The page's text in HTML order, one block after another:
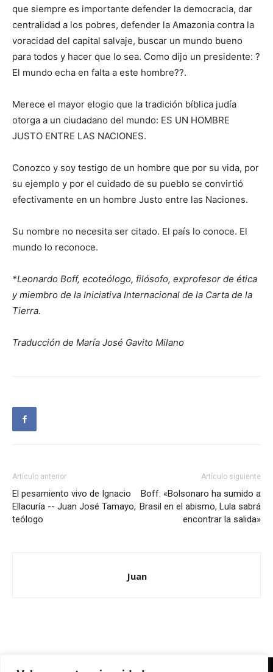
que siempre es importante defender la democracia, dar
centralidad a los pobres, defender la Amazonia contra la
voracidad del capital salvaje, buscar un mundo bueno
para todos y hacer que lo sea. Como dijo un presidente: ?
El mundo echa en falta a este hombre??.
Merece el mayor elogio que la tradición bíblica judía
otorga a un ciudadano del mundo: ES UN HOMBRE
JUSTO ENTRE LAS NACIONES.
Conozco y soy testigo de un hombre que por su vida, por
su ejemplo y por el cuidado de su pueblo se convirtió
efectivamente en un hombre Justo entre las Naciones.
Su nombre no necesita ser citado. El país lo conoce. El
mundo lo reconoce.
*Leonardo Boff, ecoteólogo, filósofo, exprofesor de ética
y miembro de la Iniciativa Internacional de la Carta de la
Tierra.
Traducción de María José Gavito Milano
Artículo anterior
El pesamiento vivo de Ignacio
Ellacuría -- Juan José Tamayo,
teólogo
Artículo siguiente
Boff: «Bolsonaro ha sumido a
Brasil en el abismo, Lula sabrá
encontrar la salida»
Juan